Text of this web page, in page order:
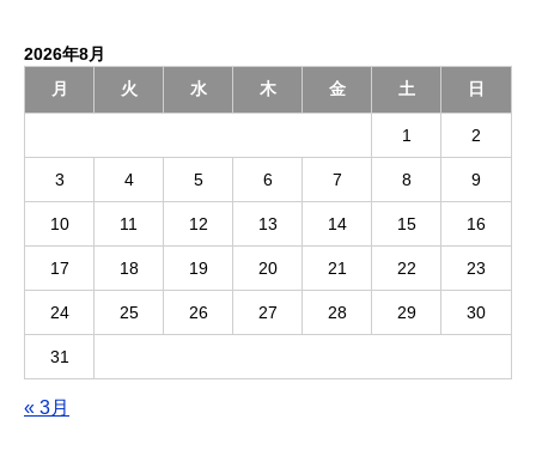
2026年8月
月
火 水 木 金 土 日
1 2
3 4 5 6 7 8 9
10 11 12 13 14 15 16
17 18 19 20 21 22 23
24 25 26 27 28 29 30
31
« 3月